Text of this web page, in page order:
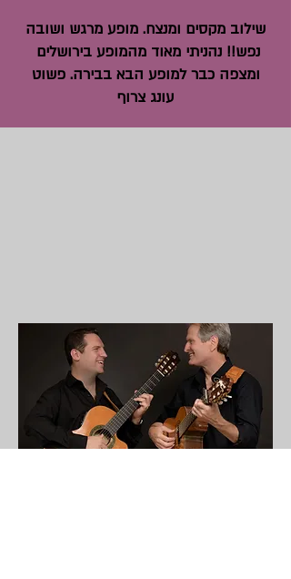
שילוב מקסים ומנצח. מופע מרגש ושובה
נפש!! נהניתי מאוד מהמופע בירושלים
ומצפה כבר למופע הבא בבירה. פשוט
עונג צרוף